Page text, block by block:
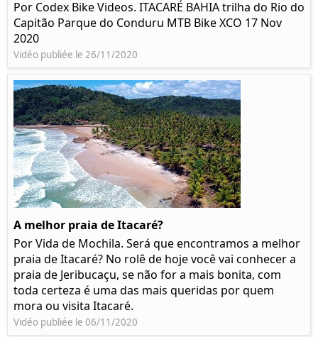
Por Codex Bike Videos. ITACARÉ BAHIA trilha do Rio do
Capitão Parque do Conduru MTB Bike XCO 17 Nov
2020
Vidéo publiée le 26/11/2020
A melhor praia de Itacaré?
Por Vida de Mochila. Será que encontramos a melhor
praia de Itacaré? No rolê de hoje você vai conhecer a
praia de Jeribucaçu, se não for a mais bonita, com
toda certeza é uma das mais queridas por quem
mora ou visita Itacaré.
Vidéo publiée le 06/11/2020